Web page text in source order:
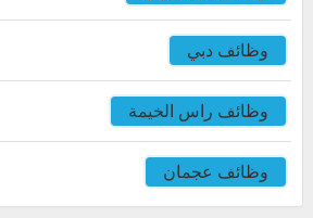
وظائف دبي
وظائف راس الخيمة
وظائف عجمان